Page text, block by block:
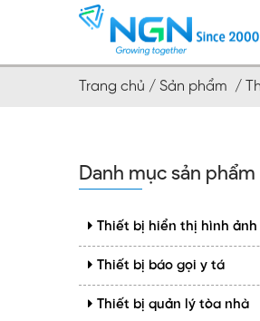
Trang chủ / Sản phẩm /
Danh mục sản phẩm
Thiết bị hiển thị hình ảnh
Thiết bị báo gọi y tá
Thiết bị quản lý tòa nhà